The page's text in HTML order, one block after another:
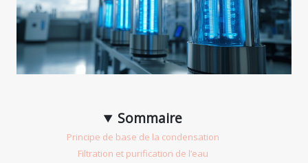
Sommaire
Principe de base de la condensation
Filtration et purification de l’eau